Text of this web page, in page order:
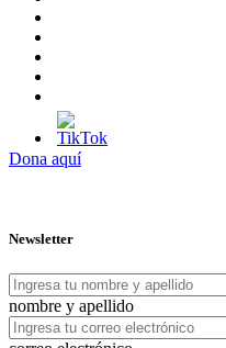
Dona aquí
Newsletter
nombre y apellido